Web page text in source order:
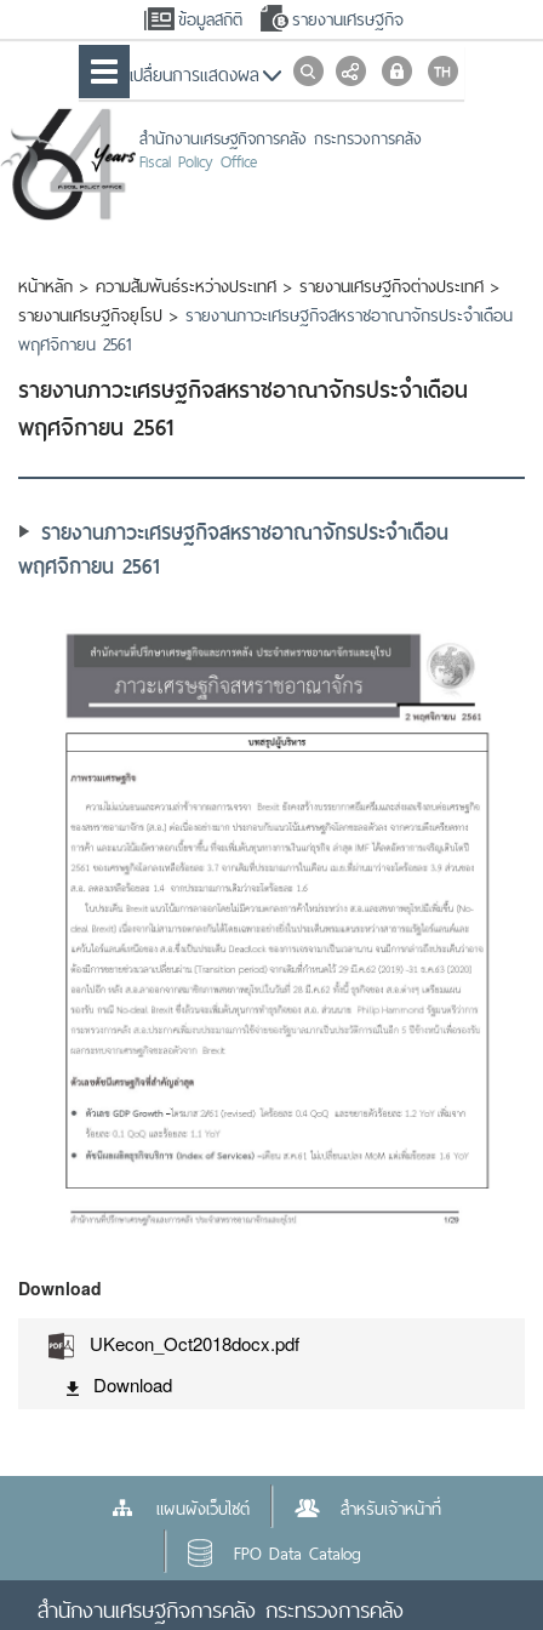
ข้อมูลสถิติ รายงานเศรษฐกิจ
เปลื่ยนการแสดงผล
สำนักงานเศรษฐกิจการคลัง กระทรวงการคลัง
Fiscal Policy Office
หน้าหลัก > ความสัมพันธ์ระหว่างประเทศ > รายงานเศรษฐกิจต่างประเทศ >
รายงานเศรษฐกิจยุโรป > รายงานภาวะเศรษฐกิจสหราชอาณาจักรประจำเดือน
พฤศจิกายน 2561
รายงานภาวะเศรษฐกิจสหราชอาณาจักรประจำเดือน
พฤศจิกายน 2561
รายงานภาวะเศรษฐกิจสหราชอาณาจักรประจำเดือน
พฤศจิกายน 2561
Download
UKecon_Oct2018docx.pdf
Download
แผนผังเว็บไซต์
สำหรับเจ้าหน้าที่
FPO Data Catalog
สำนักงานเศรษฐกิจการคลัง กระทรวงการคลัง